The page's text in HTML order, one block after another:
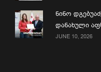
ნინო
დანახული
JUNE 10, 2026